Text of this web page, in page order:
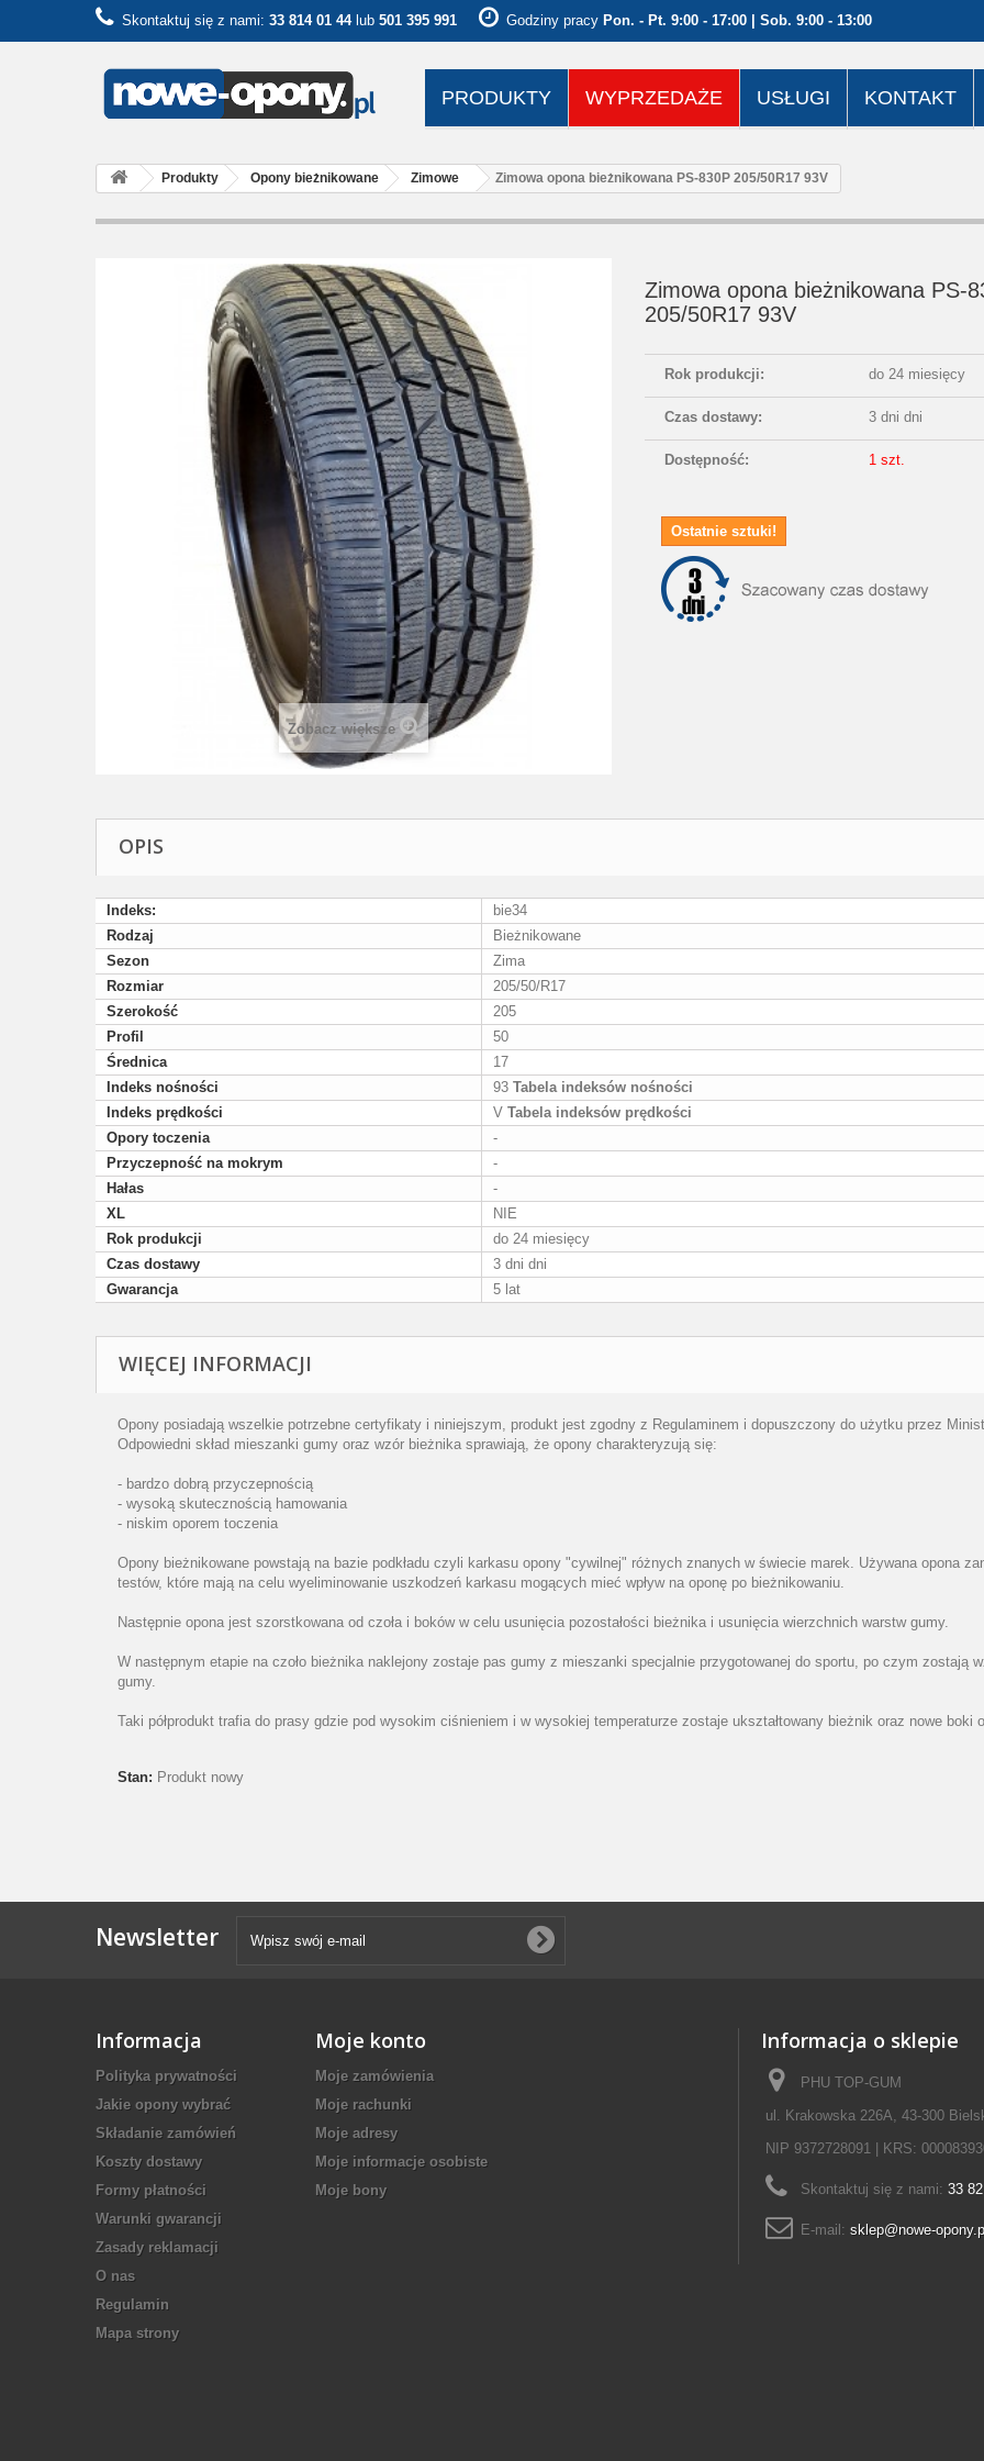
Skontaktuj się z nami: 33 814 01 44lub 501 395 991 Godziny pracy Pon. - Pt. 9:00 - 17:00 | Sob. 9:00 - 13:00
PRODUKTY WYPRZEDAŻE USŁUGI KONTAKT
Produkty Opony bieżnikowane Zimowe Zimowa opona bieżnikowana PS-830P 205/50R17 93V
Zobacz większe
Zimowa opona bieżnikowana PS-
205/50R17 93V
Rok produkcji: do 24 miesięcy
Czas dostawy: 3 dni dni
Dostępność: 1 szt.
Ostatnie sztuki!
OPIS
Indeks:
bie34
Rodzaj
Bieżnikowane
Sezon
Zima
Rozmiar
205/50/R17
Szerokość
205
Profil
50
Średnica
17
Indeks nośności
93 Tabela indeksów nośności
Indeks prędkości
V Tabela indeksów prędkości
Opory toczenia
-
Przyczepność na mokrym
-
Hałas
-
XL
NIE
Rok produkcji
do 24 miesięcy
Czas dostawy
3 dni dni
Gwarancja
5 lat
WIĘCEJ INFORMACJI
Opony posiadają wszelkie potrzebne certyfikaty i niniejszym, produkt jest zgodny z Regulaminem i dopuszczony do użytku przez
Odpowiedni skład mieszanki gumy oraz wzór bieżnika sprawiają, że opony charakteryzują się:
- bardzo dobrą przyczepnością
- wysoką skutecznością hamowania
- niskim oporem toczenia
Opony bieżnikowane powstają na bazie podkładu czyli karkasu opony "cywilnej" różnych znanych w świecie marek. Używana opona
testów, które mają na celu wyeliminowanie uszkodzeń karkasu mogących mieć wpływ na oponę po bieżnikowaniu.
Następnie opona jest szorstkowana od czoła i boków w celu usunięcia pozostałości bieżnika i usunięcia wierzchnich warstw gumy.
W następnym etapie na czoło bieżnika naklejony zostaje pas gumy z mieszanki specjalnie przygotowanej do sportu, po czym zostają
gumy.
Taki półprodukt trafia do prasy gdzie pod wysokim ciśnieniem i w wysokiej temperaturze zostaje ukształtowany bieżnik oraz nowe
Stan: Produkt nowy
Newsletter
Informacja
Polityka prywatności
Jakie opony wybrać
Składanie zamówień
Koszty dostawy
Formy płatności
Warunki gwarancji
Zasady reklamacji
O nas
Regulamin
Mapa strony
Moje konto
Moje zamówienia
Moje rachunki
Moje adresy
Moje informacje osobiste
Moje bony
Informacja o sklepie
PHU TOP-GUM
ul. Krakowska 226A, 43-300
NIP 9372728091 | KRS:
Skontaktuj się z nami: 33
E-mail: sklep@nowe-